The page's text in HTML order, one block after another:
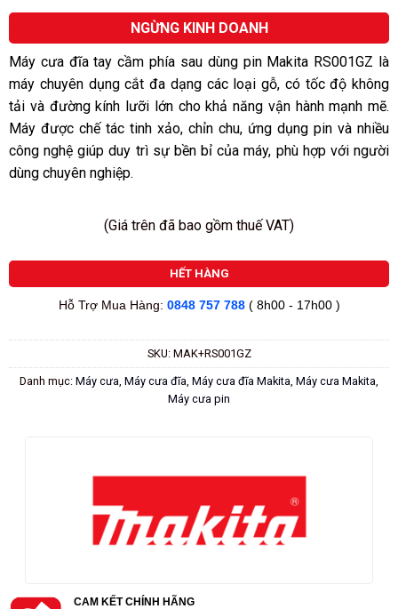
hạng
5
NGỪNG KINH DOANH
Máy cưa đĩa tay cầm phía sau dùng pin Makita RS001GZ là
máy chuyên dụng cắt đa dạng các loại gỗ, có tốc độ không
tải và đường kính lưỡi lớn cho khả năng vận hành mạnh mẽ.
Máy được chế tác tinh xảo, chỉn chu, ứng dụng pin và nhiều
công nghệ giúp duy trì sự bền bỉ của máy, phù hợp với người
dùng chuyên nghiệp.
(Giá trên đã bao gồm thuế VAT)
HẾT HÀNG
Hỗ Trợ Mua Hàng: 0848 757 788 ( 8h00 - 17h00 )
SKU: MAK+RS001GZ
Danh mục: Máy cưa Máy cưa đĩa Máy cưa đĩa Makita Máy cưa Makita
Máy cưa pin
CAM KẾT CHÍNH HÃNG